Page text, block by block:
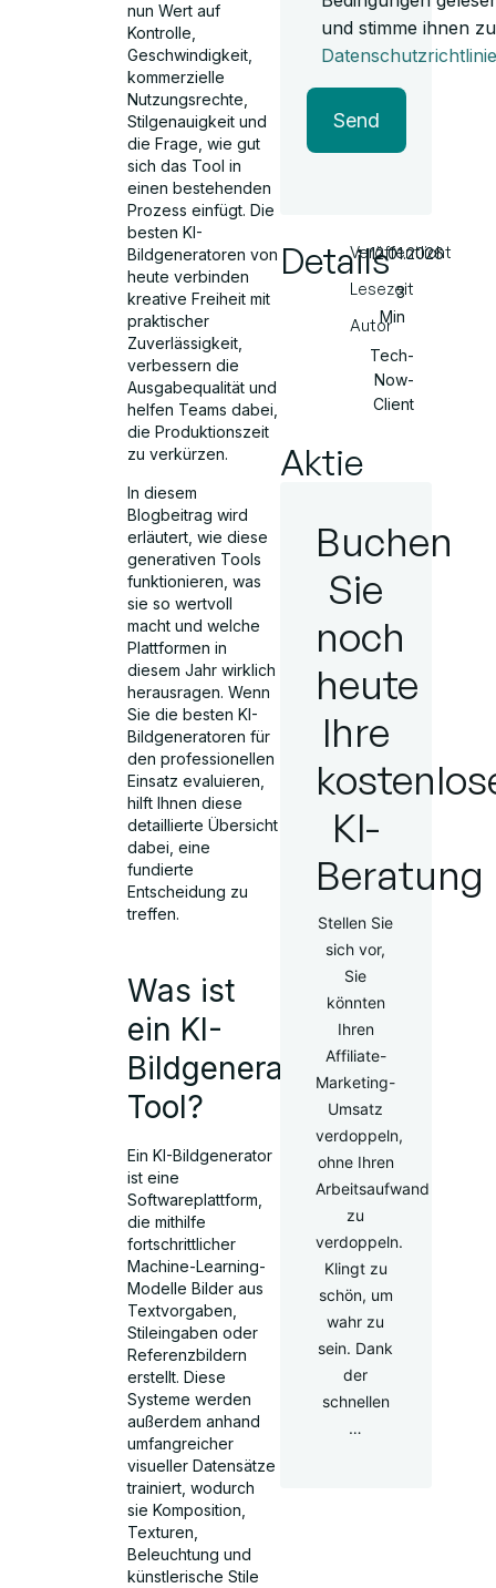
nun Wert auf
Kontrolle,
Geschwindigkeit,
kommerzielle
Nutzungsrechte,
Stilgenauigkeit und
die Frage, wie gut
sich das Tool in
einen bestehenden
Prozess einfügt. Die
besten KI-
Bildgeneratoren von
heute verbinden
kreative Freiheit mit
praktischer
Zuverlässigkeit,
verbessern die
Ausgabequalität und
helfen Teams dabei,
die Produktionszeit
zu verkürzen.
In diesem
Blogbeitrag wird
erläutert, wie diese
generativen Tools
funktionieren, was
sie so wertvoll
macht und welche
Plattformen in
diesem Jahr wirklich
herausragen. Wenn
Sie die besten KI-
Bildgeneratoren für
den professionellen
Einsatz evaluieren,
hilft Ihnen diese
detaillierte Übersicht
dabei, eine
fundierte
Entscheidung zu
treffen.
Was ist
ein KI-
Bildgenerator-
Tool?
Ein KI-Bildgenerator
ist eine
Softwareplattform,
die mithilfe
fortschrittlicher
Machine-Learning-
Modelle Bilder aus
Textvorgaben,
Stileingaben oder
Referenzbildern
erstellt. Diese
Systeme werden
außerdem anhand
umfangreicher
visueller Datensätze
trainiert, wodurch
sie Komposition,
Texturen,
Beleuchtung und
künstlerische Stile
und stimme ihnen
Datenschutzrichtlinie
Send
DetailsVeröffentlicht
Lesezeit
Autor
12.01.2026
3
Min
Tech-
Now-
Client
Aktie
Buchen
Sie
noch
heute
Ihre
KI-
Beratung
Stellen Sie
sich vor,
Sie
könnten
Ihren
Affiliate-
Marketing-
Umsatz
verdoppeln,
ohne Ihren
Arbeitsaufwand
zu
verdoppeln.
Klingt zu
schön, um
wahr zu
sein. Dank
der
schnellen
…